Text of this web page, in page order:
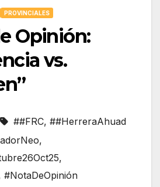
PROVINCIALES
Opinión:
vs.
##FRC, ##HerreraAhuad
,
,
#NotaDeOpinión